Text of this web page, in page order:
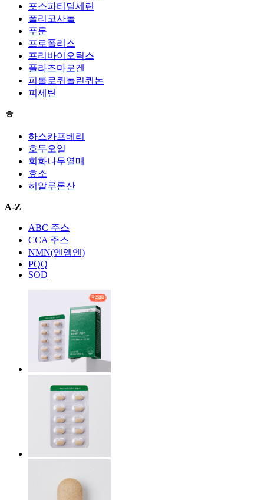
포스파티딜세린
폴리코사놀
푸룬
프로폴리스
프리바이오틱스
플라즈마로겐
피롤로퀴놀린퀴논
피세틴
ㅎ
하스카프베리
호두오일
회화나무열매
효소
히알루론산
A-Z
ABC 주스
CCA 주스
NMN(엔엠엔)
PQQ
SOD